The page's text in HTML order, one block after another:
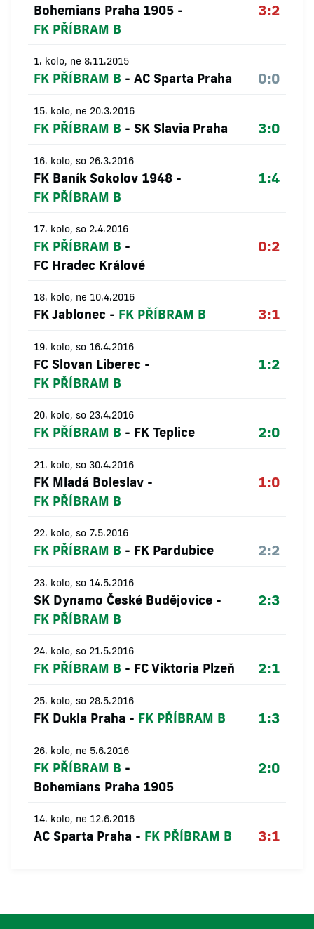
Bohemians Praha 1905 -
FK PŘÍBRAM B
3:2
1. kolo, ne 8.11.2015
FK PŘÍBRAM B - AC Sparta Praha 0:0
15. kolo, ne 20.3.2016
FK PŘÍBRAM B - SK Slavia Praha 3:0
16. kolo, so 26.3.2016
FK Baník Sokolov 1948 -
FK PŘÍBRAM B
1:4
17. kolo, so 2.4.2016
FK PŘÍBRAM B -
FC Hradec Králové
0:2
18. kolo, ne 10.4.2016
FK Jablonec - FK PŘÍBRAM B 3:1
19. kolo, so 16.4.2016
FC Slovan Liberec -
FK PŘÍBRAM B
1:2
20. kolo, so 23.4.2016
FK PŘÍBRAM B - FK Teplice 2:0
21. kolo, so 30.4.2016
FK Mladá Boleslav -
FK PŘÍBRAM B
1:0
22. kolo, so 7.5.2016
FK PŘÍBRAM B - FK Pardubice 2:2
23. kolo, so 14.5.2016
SK Dynamo České Budějovice -
FK PŘÍBRAM B
2:3
24. kolo, so 21.5.2016
FK PŘÍBRAM B - FC Viktoria Plzeň 2:1
25. kolo, so 28.5.2016
FK Dukla Praha - FK PŘÍBRAM B 1:3
26. kolo, ne 5.6.2016
FK PŘÍBRAM B -
Bohemians Praha 1905
2:0
14. kolo, ne 12.6.2016
AC Sparta Praha - FK PŘÍBRAM B 3:1